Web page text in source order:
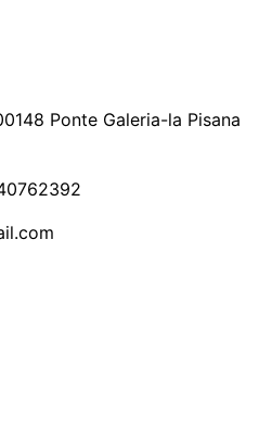
Ponte Galeria-la Pisana